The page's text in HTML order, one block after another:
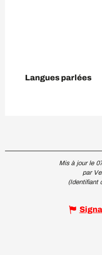
Langues parlées
Langues parlées
Mis à jour le
par
(Identifiant